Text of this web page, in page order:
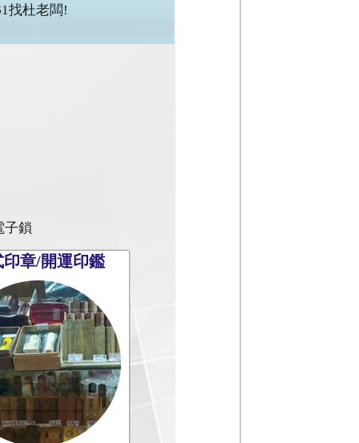
找杜老闆!
子鎖
印章/開運印鑑